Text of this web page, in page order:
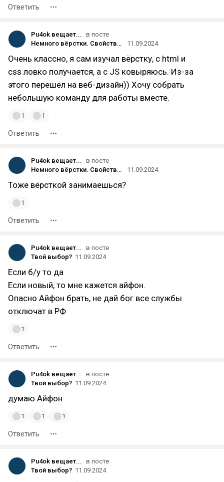
Ответить
Pu4ok вещает... в посте
Немного вёрстки. Свойство mix-blend-mode
11.09.2024
Очень классно, я сам изучал вёрстку, с html и
сss ловко получается, а с JS ковыряюсь. Из-за
этого перешёл на веб-дизайн)) Хочу собрать
небольшую команду для работы вместе.
1 1
Ответить
Pu4ok вещает... в посте
Немного вёрстки. Свойство mix-blend-mode
11.09.2024
Тоже вёрсткой занимаешься?
1
Ответить
Pu4ok вещает... в посте
Твой выбор? 11.09.2024
Если б/у то да
Если новый, то мне кажется айфон.
Опасно Айфон брать, не дай бог все службы
отключат в РФ
1
Ответить
Pu4ok вещает... в посте
Твой выбор? 11.09.2024
думаю Айфон
1 1 1
Ответить
Pu4ok вещает... в посте
Твой выбор? 11.09.2024